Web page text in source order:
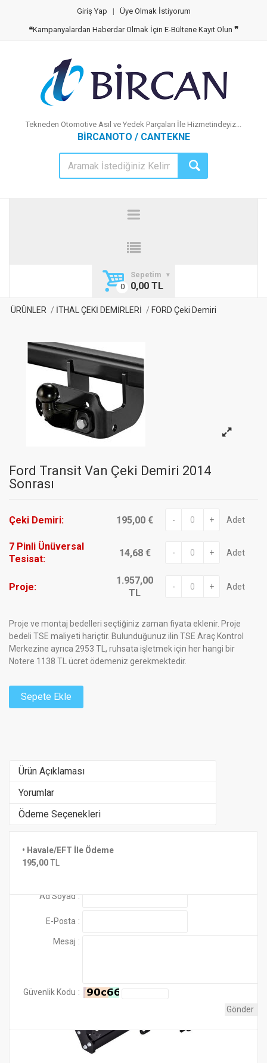
Giriş Yap | Üye Olmak İstiyorum
❝Kampanyalardan Haberdar Olmak İçin E-Bültene Kayıt Olun ❞
Tekneden Otomotive Asıl ve Yedek Parçaları İle Hizmetindeyiz...
BİRCANOTO / CANTEKNE
Sepetim
0,00 TL
ÜRÜNLER İTHAL ÇEKİ DEMİRLERİ FORD Çeki Demiri
Ford Transit Van Çeki Demiri 2014
Sonrası
Çeki Demiri: 195,00 € - + Adet
7 Pinli Ünüversal
Tesisat:
14,68 € - + Adet
Proje:
1.957,00
TL
- + Adet
Proje ve montaj bedelleri seçtiğiniz zaman fiyata eklenir. Proje
bedeli TSE maliyeti hariçtir. Bulunduğunuz ilin TSE Araç Kontrol
Merkezine ayrıca 2953 TL, ruhsata işletmek için her hangi bir
Notere 1138 TL ücret ödemeniz gerekmektedir.
Sepete Ekle
Ürün Açıklaması
Yorumlar
Ödeme Seçenekleri
ÇEKİ DEMİRİ SATIN ALMADAN ÖNCE ARACINIZIN
PAYLAŞINIZ...
Henüz yorum yapılmamış
Ad Soyad
E-Posta :
Mesaj :
Güvenlik Kodu :
• Havale/EFT İle Ödeme
195,00TL
Benzer Ürünler